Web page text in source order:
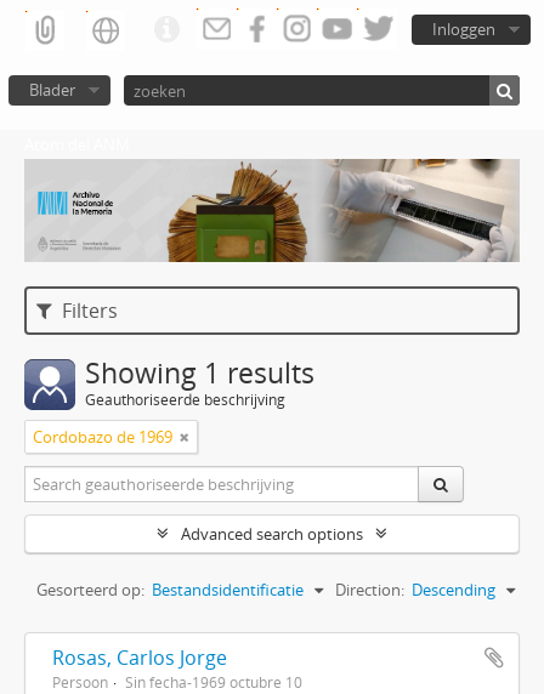
Inloggen
Blader
Filters
Showing 1 results
Geauthoriseerde beschrijving
Cordobazo de 1969
Advanced search options
Gesorteerd op: Bestandsidentificatie Direction: Descending
Rosas, Carlos Jorge
Persoon Sin fecha-1969 octubre 10